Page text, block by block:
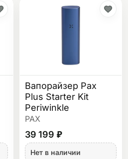
Вапорайзер Pax
Plus Starter Kit
Periwinkle
PAX
39 199 ₽
Нет в наличии